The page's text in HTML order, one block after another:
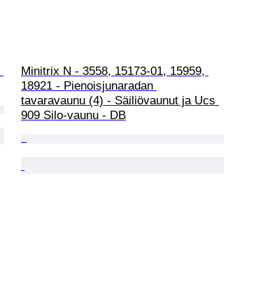
Minitrix N - 3558, 15173-01, 15959,
18921 - Pienoisjunaradan
tavaravaunu (4) - Säiliövaunut ja Ucs
909 Silo-vaunu - DB